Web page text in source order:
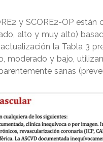
y SCORE2-OP
alto y muy alto)
la Tabla 3
moderado y bajo,
sanas